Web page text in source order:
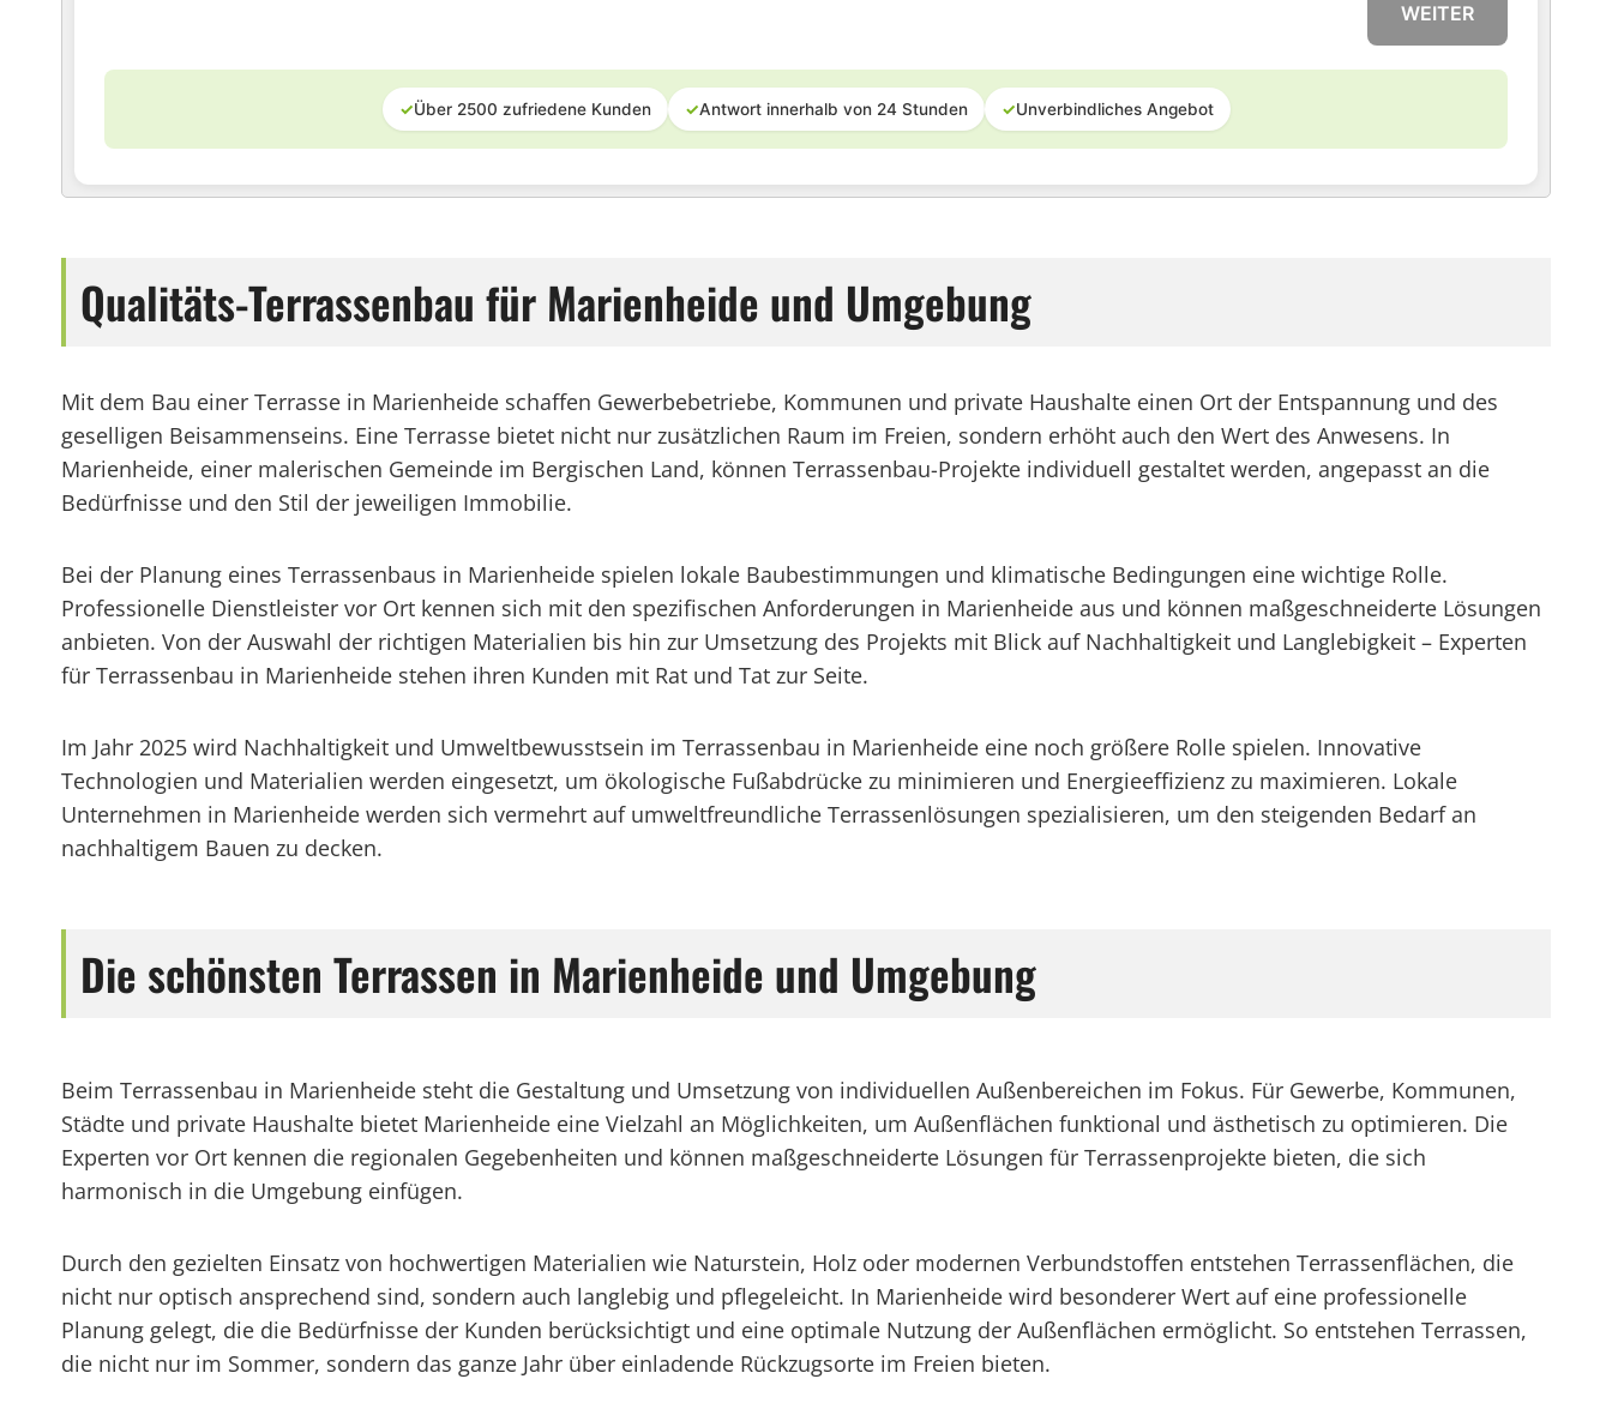
WEITER
✓Über 2500 zufriedene Kunden ✓Antwort innerhalb von 24 Stunden ✓Unverbindliches Angebot
Qualitäts-Terrassenbau für Marienheide und Umgebung
Mit dem Bau einer Terrasse in Marienheide schaffen Gewerbebetriebe, Kommunen und private Haushalte einen Ort der Entspannung und des
geselligen Beisammenseins. Eine Terrasse bietet nicht nur zusätzlichen Raum im Freien, sondern erhöht auch den Wert des Anwesens. In
Marienheide, einer malerischen Gemeinde im Bergischen Land, können Terrassenbau-Projekte individuell gestaltet werden, angepasst an die
Bedürfnisse und den Stil der jeweiligen Immobilie.
Bei der Planung eines Terrassenbaus in Marienheide spielen lokale Baubestimmungen und klimatische Bedingungen eine wichtige Rolle.
Professionelle Dienstleister vor Ort kennen sich mit den spezifischen Anforderungen in Marienheide aus und können maßgeschneiderte Lösungen
anbieten. Von der Auswahl der richtigen Materialien bis hin zur Umsetzung des Projekts mit Blick auf Nachhaltigkeit und Langlebigkeit – Experten
für Terrassenbau in Marienheide stehen ihren Kunden mit Rat und Tat zur Seite.
Im Jahr 2025 wird Nachhaltigkeit und Umweltbewusstsein im Terrassenbau in Marienheide eine noch größere Rolle spielen. Innovative
Technologien und Materialien werden eingesetzt, um ökologische Fußabdrücke zu minimieren und Energieeffizienz zu maximieren. Lokale
Unternehmen in Marienheide werden sich vermehrt auf umweltfreundliche Terrassenlösungen spezialisieren, um den steigenden Bedarf an
nachhaltigem Bauen zu decken.
Die schönsten Terrassen in Marienheide und Umgebung
Beim Terrassenbau in Marienheide steht die Gestaltung und Umsetzung von individuellen Außenbereichen im Fokus. Für Gewerbe, Kommunen,
Städte und private Haushalte bietet Marienheide eine Vielzahl an Möglichkeiten, um Außenflächen funktional und ästhetisch zu optimieren. Die
Experten vor Ort kennen die regionalen Gegebenheiten und können maßgeschneiderte Lösungen für Terrassenprojekte bieten, die sich
harmonisch in die Umgebung einfügen.
Durch den gezielten Einsatz von hochwertigen Materialien wie Naturstein, Holz oder modernen Verbundstoffen entstehen Terrassenflächen, die
nicht nur optisch ansprechend sind, sondern auch langlebig und pflegeleicht. In Marienheide wird besonderer Wert auf eine professionelle
Planung gelegt, die die Bedürfnisse der Kunden berücksichtigt und eine optimale Nutzung der Außenflächen ermöglicht. So entstehen Terrassen,
die nicht nur im Sommer, sondern das ganze Jahr über einladende Rückzugsorte im Freien bieten.